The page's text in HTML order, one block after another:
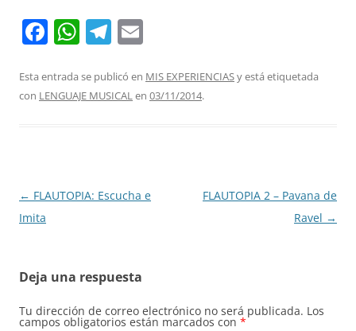
F
c
e
o
k
W
at
s
p
T
e
gr
ai
l
Esta entrada se publicó en MIS EXPERIENCIASy está etiquetada
con LENGUAJE MUSICALen 03/11/2014.
Navegación
de
← FLAUTOPIA: Escucha e
Imita
FLAUTOPIA 2 – Pavana de
Ravel →
Deja una respuesta
Tu dirección de correo electrónico no será publicada. Los
campos obligatorios están marcados con *